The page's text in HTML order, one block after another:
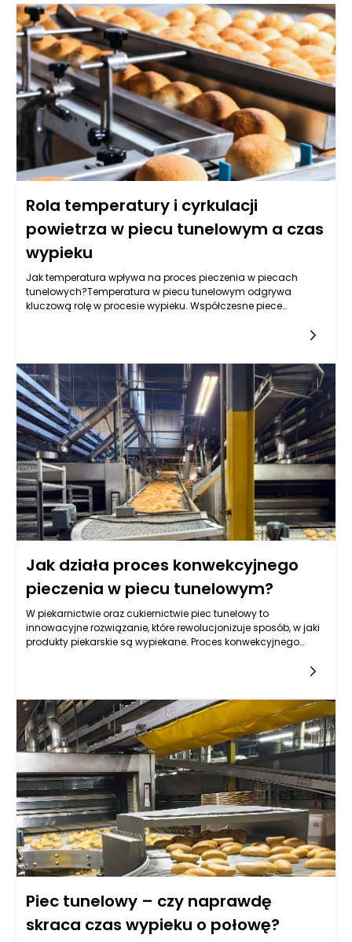
Rola temperatury i cyrkulacji
powietrza w piecu tunelowym a czas
wypieku
Jak temperatura wpływa na proces pieczenia w piecach
tunelowych?Temperatura w piecu tunelowym odgrywa
kluczową rolę w procesie wypieku. Współczesne piece
Jak działa proces konwekcyjnego
pieczenia w piecu tunelowym?
W piekarnictwie oraz cukiernictwie piec tunelowy to
innowacyjne rozwiązanie, które rewolucjonizuje sposób, w jaki
produkty piekarskie są wypiekane. Proces konwekcyjnego
naturalnego krążenia powietrza, co pozwala na równomierne i
gorące powietrze, które krąży wewnątrz pieca, zapewnia
optymalną temperaturę, co przekłada się na doskonałą
jakość wypieków. Kluczowym elementem jest odpowiednie
zainstalowanie systemu wentylacji, który umożliwia
utrzymanie stałej temperatury oraz wilgotności w komorze
pieczenia.
Piec tunelowy – czy naprawdę
skraca czas wypieku o połowę?